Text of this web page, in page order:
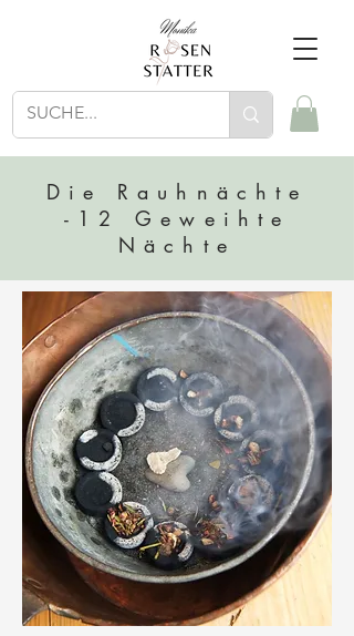
Die Rauhnächte
-12 Geweihte
Nächte